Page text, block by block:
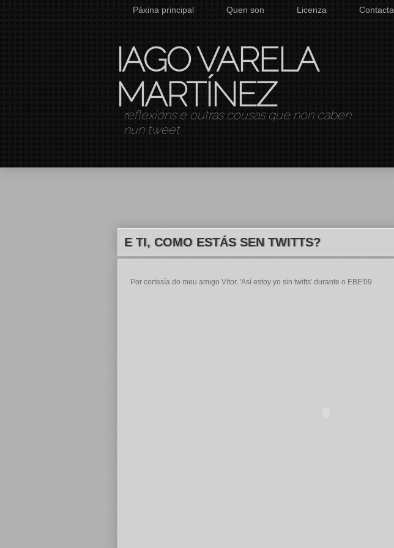
Páxina principal Quen son Licenza Contacta
IAGO VARELA
MARTÍNEZ
reflexións e outras cousas que non caben
nun tweet
E TI, COMO ESTÁS SEN TWITTS?
Por cortesía do meu amigo Vítor, 'Así estoy yo sin twitts' durante o EBE'09.